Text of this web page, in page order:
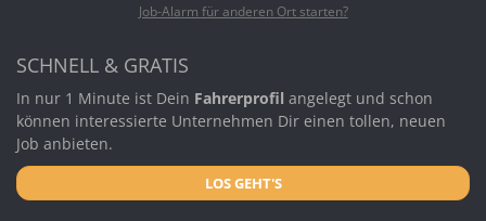
Job-Alarm für anderen Ort starten?
SCHNELL & GRATIS
In nur 1 Minute ist Dein Fahrerprofil angelegt und schon
können interessierte Unternehmen Dir einen tollen, neuen
Job anbieten.
LOS GEHT'S